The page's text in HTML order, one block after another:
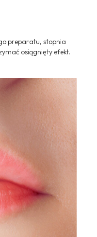
preparatu, stopnia
osiągnięty efekt.